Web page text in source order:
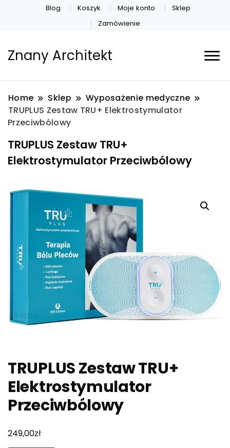
Blog Koszyk Moje konto
Sklep
Zamówienie
Znany Architekt
Home Sklep
Wyposażenie medyczne
TRUPLUS Zestaw TRU+ Elektrostymulator
Przeciwbólowy
TRUPLUS Zestaw TRU+
Elektrostymulator Przeciwbólowy
TRUPLUS Zestaw TRU+
Elektrostymulator
Przeciwbólowy
249,00zł